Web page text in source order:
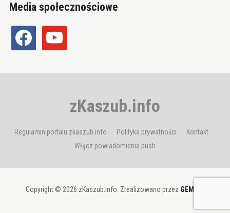
Media społecznościowe
facebook youtube
zKaszub.info
Regulamin portalu zkaszub.info Polityka prywatności
Kontakt
Włącz powiadomienia push
Copyright © 2026 zKaszub.info. Zrealizowano przez GEMBIT